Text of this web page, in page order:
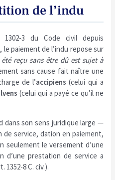
de l’indu
3 du Code civil depuis
le paiement de l’indu repose sur
reçu sans être dû est sujet à
sans cause fait naître une
de l’accipiens (celui qui a
(celui qui a payé ce qu’il ne
dans son sens juridique large —
de service, dation en paiement,
le versement d’une
d’une prestation de service a
1352-8 C. civ.).